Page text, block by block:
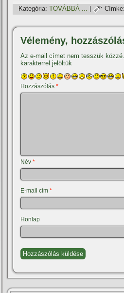
Kategória: TOVÁBBÁ ... | Címke:
Vélemény,
Az e-mail címet nem tesszük közzé.
karakterrel jelöltük
Hozzászólás*
Név*
E-mail cím*
Honlap